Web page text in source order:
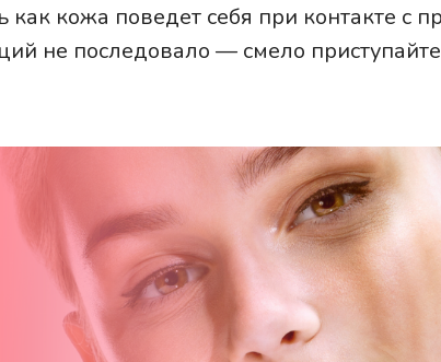
как кожа поведет себя при контакте с
не последовало — смело